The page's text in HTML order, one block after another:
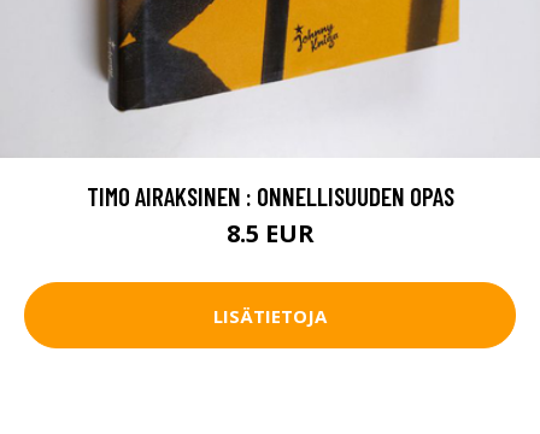
TIMO AIRAKSINEN : ONNELLISUUDEN OPAS
8.5 EUR
LISÄTIETOJA